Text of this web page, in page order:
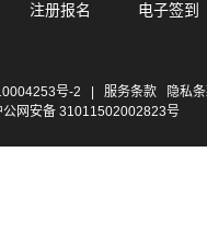
注册报名 电子签到
号-2 服务条款
隐私
网安备 31011502002823号